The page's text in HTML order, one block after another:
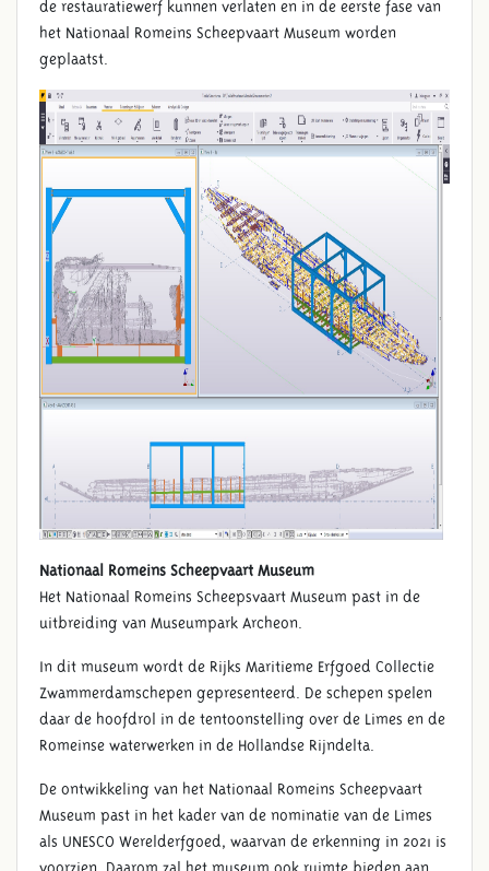
de restauratiewerf kunnen verlaten en in de eerste fase van
het Nationaal Romeins Scheepvaart Museum worden
geplaatst.
Nationaal Romeins Scheepvaart Museum
Het Nationaal Romeins Scheepsvaart Museum past in de
uitbreiding van Museumpark Archeon.
In dit museum wordt de Rijks Maritieme Erfgoed Collectie
Zwammerdamschepen gepresenteerd. De schepen spelen
daar de hoofdrol in de tentoonstelling over de Limes en de
Romeinse waterwerken in de Hollandse Rijndelta.
De ontwikkeling van het Nationaal Romeins Scheepvaart
Museum past in het kader van de nominatie van de Limes
als UNESCO Werelderfgoed, waarvan de erkenning in 2021 is